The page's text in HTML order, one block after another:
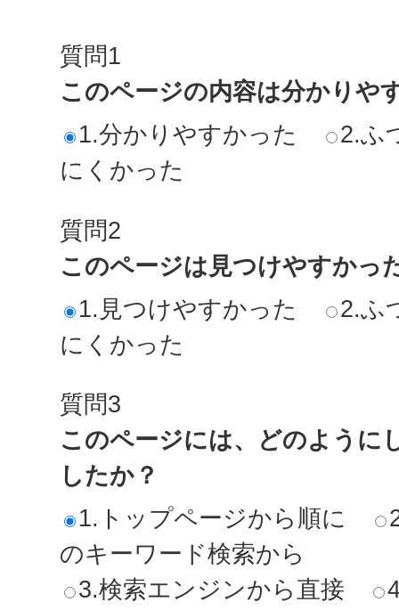
質問1
このページの内容は分かりや
1.分かりやすかった
2.ふ
にくかった
質問2
このページは見つけやすかっ
1.見つけやすかった
2.ふ
にくかった
質問3
このページには、どのように
したか？
1.トップページから順に
のキーワード検索から
3.検索エンジンから直接